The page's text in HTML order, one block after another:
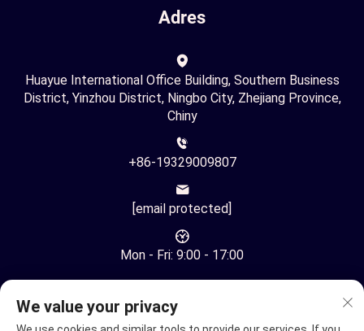
Adres
Huayue International Office Building, Southern Business
District, Yinzhou District, Ningbo City, Zhejiang Province,
Chiny
+86-19329009807
[email protected]
Mon - Fri: 9:00 - 17:00
We value your privacy